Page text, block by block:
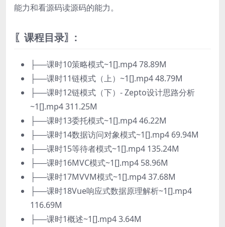
能力和看源码读源码的能力。
〖课程目录〗:
├──课时10策略模式~1[].mp4 78.89M
├──课时11链模式（上）~1[].mp4 48.79M
├──课时12链模式（下）- Zepto设计思路分析
~1[].mp4 311.25M
├──课时13委托模式~1[].mp4 46.22M
├──课时14数据访问对象模式~1[].mp4 69.94M
├──课时15等待者模式~1[].mp4 135.24M
├──课时16MVC模式~1[].mp4 58.96M
├──课时17MVVM模式~1[].mp4 37.68M
├──课时18Vue响应式数据原理解析~1[].mp4
116.69M
├──课时1概述~1[].mp4 3.64M